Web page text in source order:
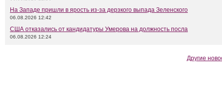
На Западе пришли в ярость из-за дерзкого выпада Зеленского
06.08.2026 12:42
США отказались от кандидатуры Умерова на должность посла
06.08.2026 12:24
Другие